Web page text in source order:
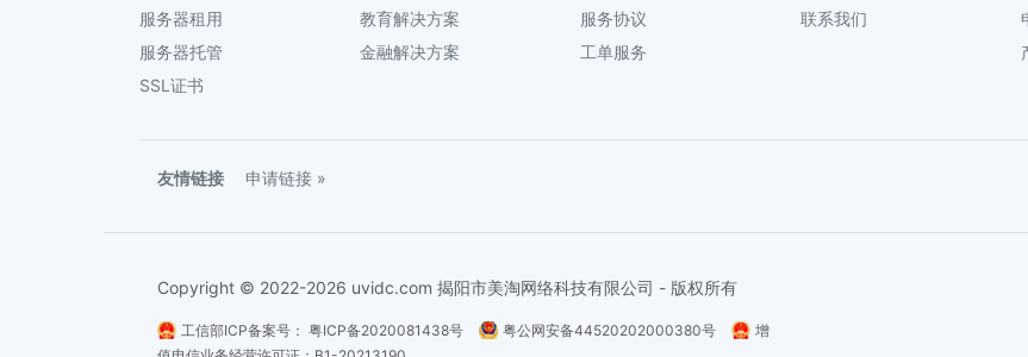
服务器租用
服务器托管
SSL证书
教育解决方案
金融解决方案
服务协议
工单服务
联系我们
友情链接 申请链接 »
Copyright © 2022-2026 uvidc.com 揭阳市美淘网络科技有限公司 - 版权所有
工信部ICP备案号： 粤ICP备2020081438号 粤公网安备44520202000380号
增